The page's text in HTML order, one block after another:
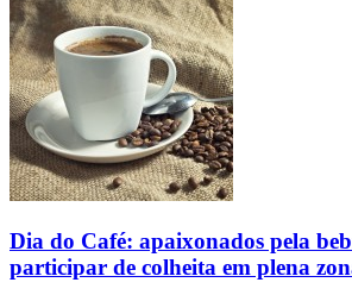
Dia do Café: apaixonados pela
participar de colheita em plena